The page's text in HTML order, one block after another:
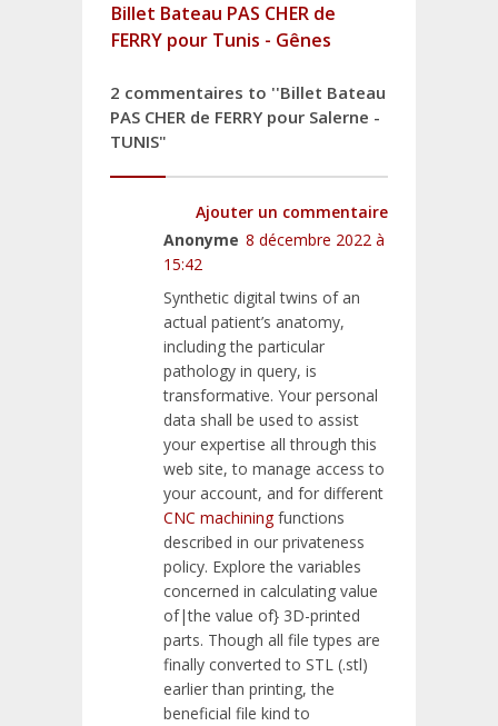
Billet Bateau PAS CHER de
FERRY pour Tunis - Gênes
2 commentaires to ''Billet Bateau
PAS CHER de FERRY pour Salerne -
TUNIS"
Ajouter un commentaire
Anonyme 8 décembre 2022 à
15:42
Synthetic digital twins of an
actual patient’s anatomy,
including the particular
pathology in query, is
transformative. Your personal
data shall be used to assist
your expertise all through this
web site, to manage access to
your account, and for different
CNC machiningfunctions
described in our privateness
policy. Explore the variables
concerned in calculating value
of|the value of} 3D-printed
parts. Though all file types are
finally converted to STL (.stl)
earlier than printing, the
beneficial file kind to